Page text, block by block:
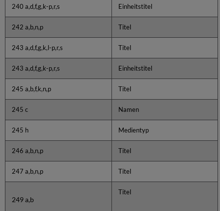
240 a,d,f,g,k-p,r,s Einheitstitel
242 a,b,n,p Titel
243 a,d,f,g,k,l-p,r,s Titel
243 a,d,f,g,k-p,r,s Einheitstitel
245 a,b,f,k,n,p Titel
245 c Namen
245 h Medientyp
246 a,b,n,p Titel
247 a,b,n,p Titel
249 a,b
Titel